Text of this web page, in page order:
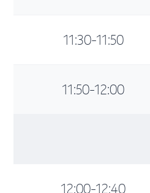
11:30-11:50
11:50-12:00
12:00-12:40